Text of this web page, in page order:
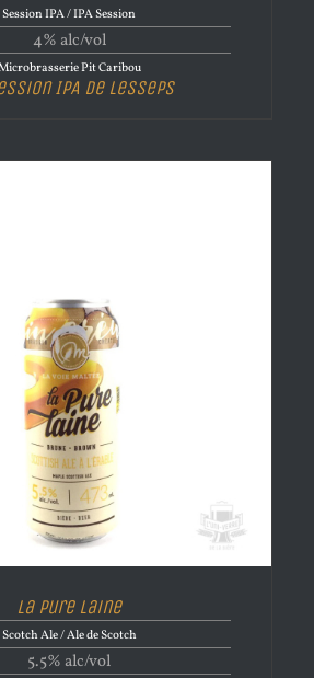
Session IPA / IPA Session
4% alc/vol
Pit Caribou
IPA de Lesseps
La Pure Laine
Scotch Ale / Ale de Scotch
5.5% alc/vol